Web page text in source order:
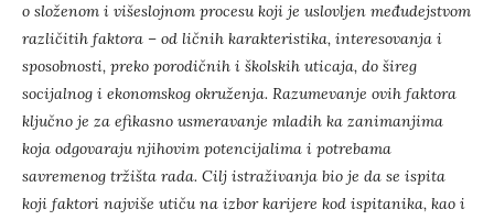
o složenom i višeslojnom procesu koji je uslovljen međudejstvom
različitih faktora – od ličnih karakteristika, interesovanja i
sposobnosti, preko porodičnih i školskih uticaja, do šireg
socijalnog i ekonomskog okruženja. Razumevanje ovih faktora
ključno je za efikasno usmeravanje mladih ka zanimanjima
koja odgovaraju njihovim potencijalima i potrebama
savremenog tržišta rada. Cilj istraživanja bio je da se ispita
koji faktori najviše utiču na izbor karijere kod ispitanika, kao i